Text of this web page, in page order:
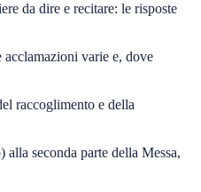
da dire e recitare: le risposte
varie e, dove
raccoglimento e della
seconda parte della Messa,